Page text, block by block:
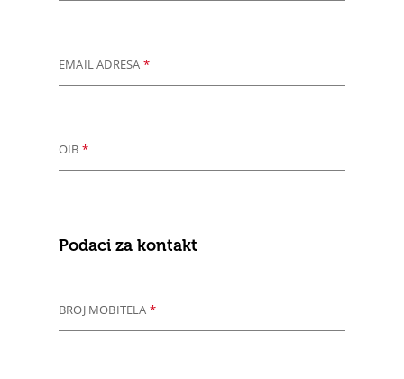
EMAIL ADRESA *
OIB *
Podaci za kontakt
BROJ MOBITELA *